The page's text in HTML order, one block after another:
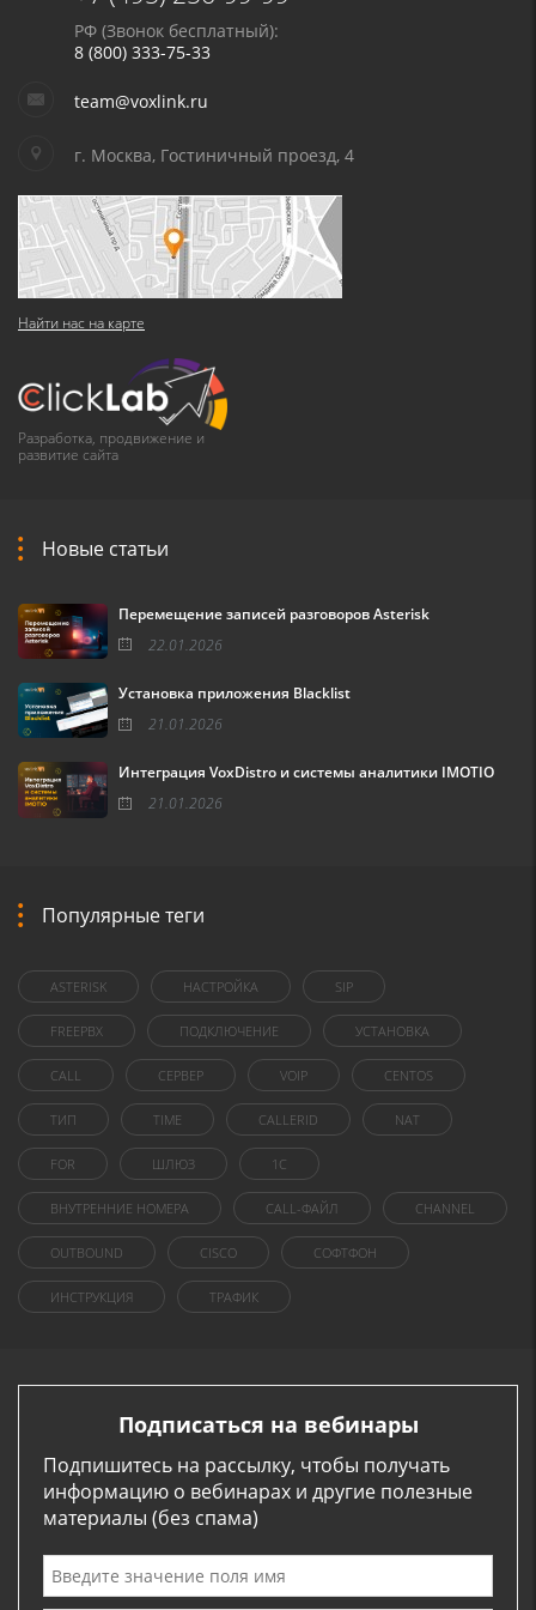
РФ (Звонок бесплатный):
8 (800) 333-75-33
team@voxlink.ru
г. Москва, Гостиничный проезд, 4
Найти нас на карте
Разработка, продвижение и
развитие сайта
Новые статьи
Перемещение записей разговоров Asterisk
22.01.2026
Установка приложения Blacklist
21.01.2026
Интеграция VoxDistro и системы аналитики IMOTIO
21.01.2026
Популярные теги
ASTERISK НАСТРОЙКА SIP
FREEPBX ПОДКЛЮЧЕНИЕ УСТАНОВКА
CALL СЕРВЕР VOIP CENTOS
ТИП TIME CALLERID NAT
FOR ШЛЮЗ 1C
ВНУТРЕННИЕ НОМЕРА CALL-ФАЙЛ CHANNEL
OUTBOUND CISCO СОФТФОН
ИНСТРУКЦИЯ ТРАФИК
Подписаться на вебинары
Подпишитесь на рассылку, чтобы получать
информацию о вебинарах и другие полезные
материалы (без спама)